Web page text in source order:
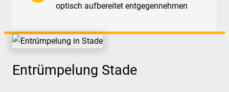
optisch aufbereitet entgegennehmen
Entrümpelung Stade